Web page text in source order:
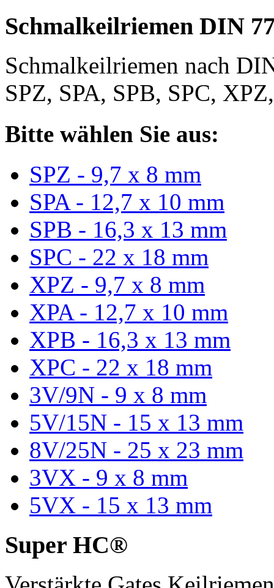
Schmalkeilriemen DIN
Schmalkeilriemen nach
SPZ, SPA, SPB, SPC,
Bitte wählen Sie aus:
SPZ - 9,7 x 8 mm
SPA - 12,7 x 10 mm
SPB - 16,3 x 13 mm
SPC - 22 x 18 mm
XPZ - 9,7 x 8 mm
XPA - 12,7 x 10 mm
XPB - 16,3 x 13 mm
XPC - 22 x 18 mm
3V/9N - 9 x 8 mm
5V/15N - 15 x 13 mm
8V/25N - 25 x 23 mm
3VX - 9 x 8 mm
5VX - 15 x 13 mm
Super HC®